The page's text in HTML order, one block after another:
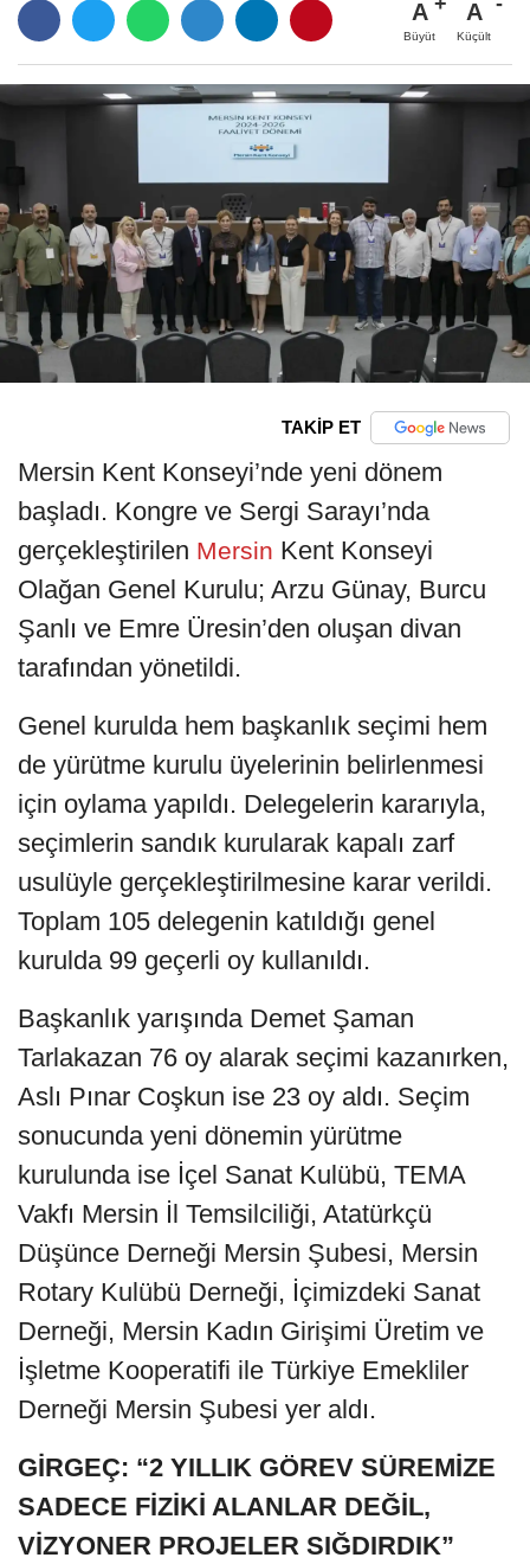
A
Büyüt
A
Küçült
TAKİP ET
Mersin Kent Konseyi’nde yeni dönem
başladı. Kongre ve Sergi Sarayı’nda
gerçekleştirilen Mersin Kent Konseyi
Olağan Genel Kurulu; Arzu Günay, Burcu
Şanlı ve Emre Üresin’den oluşan divan
tarafından yönetildi.
Genel kurulda hem başkanlık seçimi hem
de yürütme kurulu üyelerinin belirlenmesi
için oylama yapıldı. Delegelerin kararıyla,
seçimlerin sandık kurularak kapalı zarf
usulüyle gerçekleştirilmesine karar verildi.
Toplam 105 delegenin katıldığı genel
kurulda 99 geçerli oy kullanıldı.
Başkanlık yarışında Demet Şaman
Tarlakazan 76 oy alarak seçimi kazanırken,
Aslı Pınar Coşkun ise 23 oy aldı. Seçim
sonucunda yeni dönemin yürütme
kurulunda ise İçel Sanat Kulübü, TEMA
Vakfı Mersin İl Temsilciliği, Atatürkçü
Düşünce Derneği Mersin Şubesi, Mersin
Rotary Kulübü Derneği, İçimizdeki Sanat
Derneği, Mersin Kadın Girişimi Üretim ve
İşletme Kooperatifi ile Türkiye Emekliler
Derneği Mersin Şubesi yer aldı.
GİRGEÇ: “2 YILLIK GÖREV SÜREMİZE
SADECE FİZİKİ ALANLAR DEĞİL,
VİZYONER PROJELER SIĞDIRDIK”